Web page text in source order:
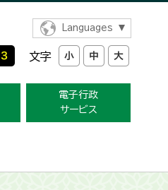
Languages
文字
電子行政
サービス